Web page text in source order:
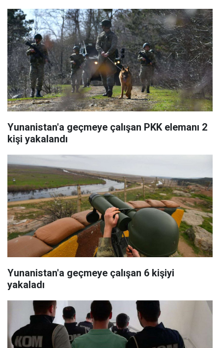
Yunanistan'a geçmeye çalışan PKK elemanı 2
kişi yakalandı
Yunanistan'a geçmeye çalışan 6 kişiyi
yakaladı